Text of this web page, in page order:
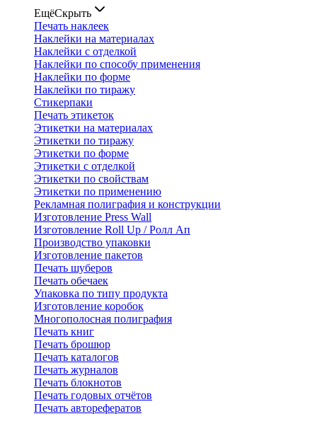
ЕщёСкрыть
Печать наклеек
Наклейки на материалах
Наклейки с отделкой
Наклейки по способу применения
Наклейки по форме
Наклейки по тиражу
Стикерпаки
Печать этикеток
Этикетки на материалах
Этикетки по тиражу
Этикетки по форме
Этикетки с отделкой
Этикетки по свойствам
Этикетки по применению
Рекламная полиграфия и конструкции
Изготовление Press Wall
Изготовление Roll Up / Ролл Ап
Производство упаковки
Изготовление пакетов
Печать шуберов
Печать обечаек
Упаковка по типу продукта
Изготовление коробок
Многополосная полиграфия
Печать книг
Печать брошюр
Печать каталогов
Печать журналов
Печать блокнотов
Печать годовых отчётов
Печать авторефератов